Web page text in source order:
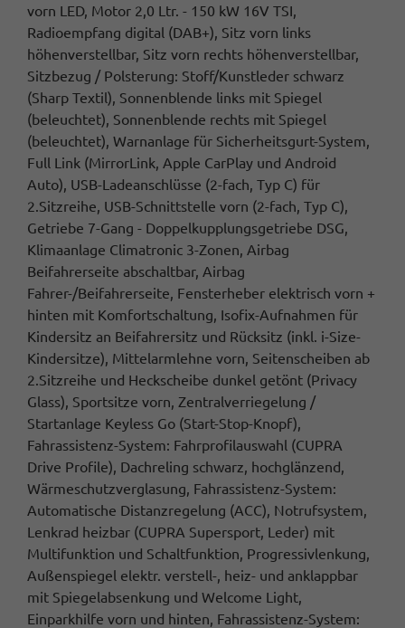
vorn LED, Motor 2,0 Ltr. - 150 kW 16V TSI,
Radioempfang digital (DAB+), Sitz vorn links
höhenverstellbar, Sitz vorn rechts höhenverstellbar,
Sitzbezug / Polsterung: Stoff/Kunstleder schwarz
(Sharp Textil), Sonnenblende links mit Spiegel
(beleuchtet), Sonnenblende rechts mit Spiegel
(beleuchtet), Warnanlage für Sicherheitsgurt-System,
Full Link (MirrorLink, Apple CarPlay und Android
Auto), USB-Ladeanschlüsse (2-fach, Typ C) für
2.Sitzreihe, USB-Schnittstelle vorn (2-fach, Typ C),
Getriebe 7-Gang - Doppelkupplungsgetriebe DSG,
Klimaanlage Climatronic 3-Zonen, Airbag
Beifahrerseite abschaltbar, Airbag
Fahrer-/Beifahrerseite, Fensterheber elektrisch vorn +
hinten mit Komfortschaltung, Isofix-Aufnahmen für
Kindersitz an Beifahrersitz und Rücksitz (inkl. i-Size-
Kindersitze), Mittelarmlehne vorn, Seitenscheiben ab
2.Sitzreihe und Heckscheibe dunkel getönt (Privacy
Glass), Sportsitze vorn, Zentralverriegelung /
Startanlage Keyless Go (Start-Stop-Knopf),
Fahrassistenz-System: Fahrprofilauswahl (CUPRA
Drive Profile), Dachreling schwarz, hochglänzend,
Wärmeschutzverglasung, Fahrassistenz-System:
Automatische Distanzregelung (ACC), Notrufsystem,
Lenkrad heizbar (CUPRA Supersport, Leder) mit
Multifunktion und Schaltfunktion, Progressivlenkung,
Außenspiegel elektr. verstell-, heiz- und anklappbar
mit Spiegelabsenkung und Welcome Light,
Einparkhilfe vorn und hinten, Fahrassistenz-System: